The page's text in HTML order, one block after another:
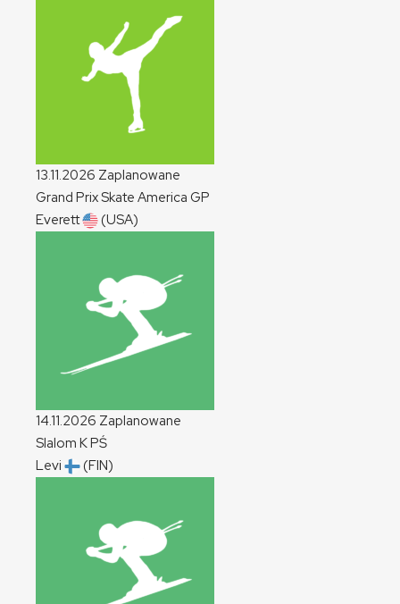
13.11.2026 Zaplanowane
Grand Prix Skate America GP
Everett
(USA)
14.11.2026 Zaplanowane
Slalom KPŚ
Levi
(FIN)